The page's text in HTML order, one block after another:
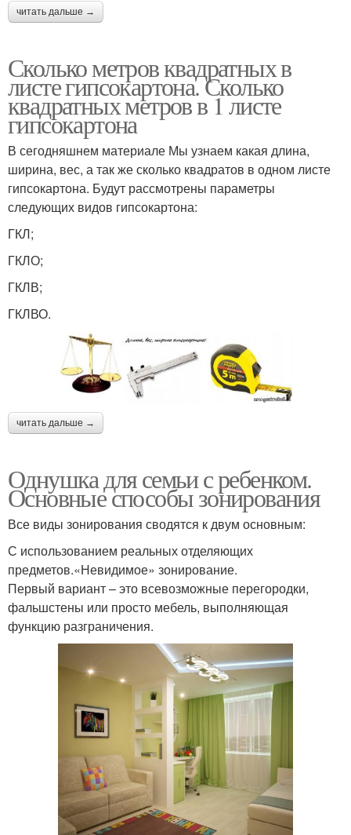
читать дальше →
Сколько метров квадратных в
листе гипсокартона. Сколько
квадратных метров в 1 листе
гипсокартона
В сегодняшнем материале Мы узнаем какая длина,
ширина, вес, а так же сколько квадратов в одном листе
гипсокартона. Будут рассмотрены параметры
следующих видов гипсокартона:
ГКЛ;
ГКЛО;
ГКЛВ;
ГКЛВО.
читать дальше →
Однушка для семьи с ребенком.
Основные способы зонирования
Все виды зонирования сводятся к двум основным:
С использованием реальных отделяющих
предметов.«Невидимое» зонирование.
Первый вариант – это всевозможные перегородки,
фальшстены или просто мебель, выполняющая
функцию разграничения.